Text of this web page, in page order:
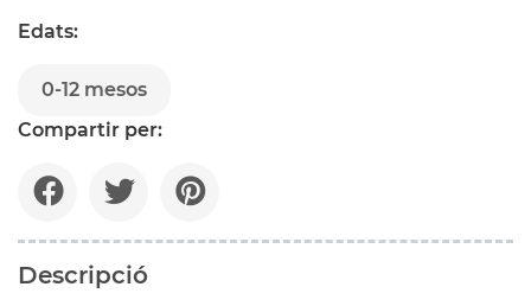
Edats:
0-12 mesos
Compartir per:
Descripció